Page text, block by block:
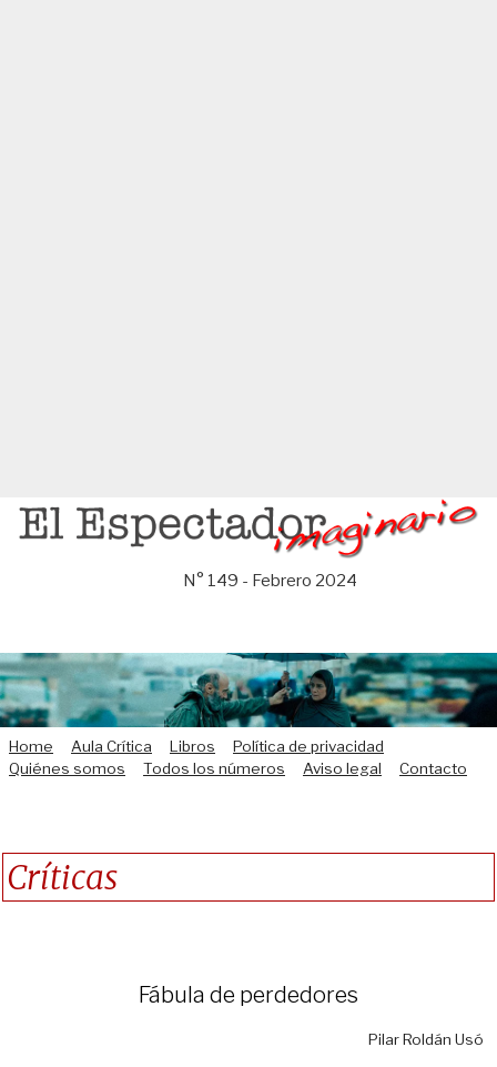
Saltar
N° 149 - Febrero 2024
Home Aula Crítica Libros
Política de privacidad
Quiénes somos
Todos los números Aviso legal Contacto
Críticas
Fábula de perdedores
Pilar Roldán Usó